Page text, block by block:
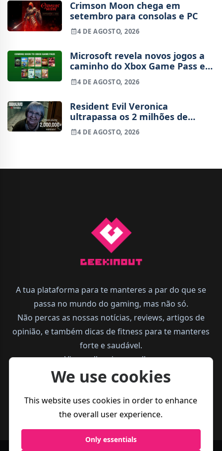
Crimson Moon chega em
setembro para consolas e PC
4 DE AGOSTO, 2026
Microsoft revela novos jogos a
caminho do Xbox Game Pass em
agosto
4 DE AGOSTO, 2026
Resident Evil Veronica
ultrapassa os 2 milhões de
wishlists
4 DE AGOSTO, 2026
A tua plataforma para te manteres a par do que se
passa no mundo do gaming, mas não só.
Não percas as nossas notícias, reviews, artigos de
opinião, e também dicas de fitness para te manteres
forte e saudável.
Vive melhor, joga melhor.
We use cookies
This website uses cookies in order to enhance
the overall user experience.
Only essentials